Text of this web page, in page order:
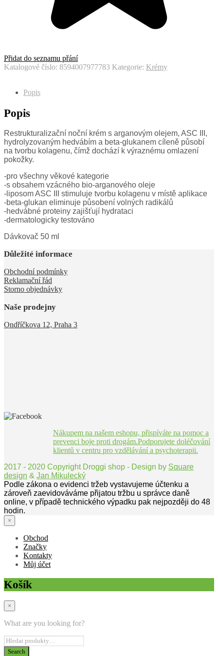
Přidat do seznamu přání
Katalogové číslo: 8594007977783 Kategorie: Krémy
Popis
Popis
Restrukturalizační noční krém s arganovým olejem, ASC III,
hydrolyzovaným hedvábím a beta-glukanem cíleně působí
na tvorbu kolagenu, čímž dochází k výraznému omlazení
pokožky.
-pro všechny věkové kategorie
-s obsahem vzácného bio-arganového oleje
-liposom ASC III stimuluje tvorbu kolagenu v místě aplikace
-beta-glukan eliminuje působení volných radikálů
-hedvábné proteiny zajišťují hydrataci
-dermatologicky testováno
Dávkovač 50 ml
Důležité informace
Obchodní podmínky
Reklamační řád
Storno objednávky
Naše prodejny
Ondříčkova 12, Praha 3
Nákupem na našem eshopu, přispíváte na pomoc a
prevenci boje proti drogám.Podporujete doléčování
klientů v centru pro vzdělávání a psychoterapii.
2017 - 2020 Copyright Droggi shop - Design by Square
design & Jan Mikulecký
Podle zákona o evidenci tržeb vystavujeme účtenku a
zároveň zaevidováváme přijatou tržbu u správce daně
online, v případě technického výpadku pak nejpozději do 48
hodin.
×
Obchod
Značky
Kontakty
Můj účet
Košík
×
What are you looking for?